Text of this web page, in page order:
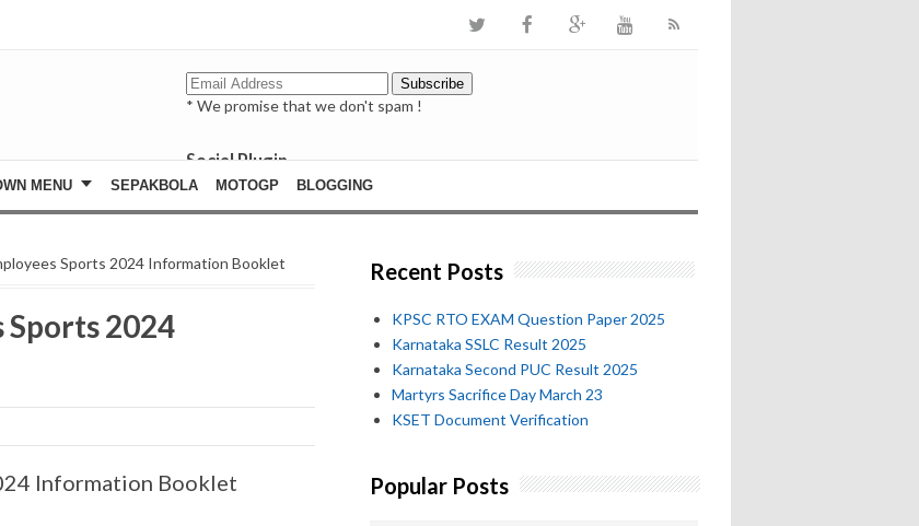
* We promise that we don't spam !
Social Plugin
facebook
whatsapp
MENU SEPAKBOLA MOTOGP BLOGGING
Sports 2024 Information Booklet
2024
Information Booklet
Recent Posts
KPSC RTO EXAM Question Paper 2025
Karnataka SSLC Result 2025
Karnataka Second PUC Result 2025
Martyrs Sacrifice Day March 23
KSET Document Verification
Popular Posts